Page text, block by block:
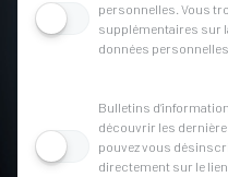
personnelles. Vous
supplémentaires sur
données
Bulletins
découvrir les
pouvez vous
directement sur le